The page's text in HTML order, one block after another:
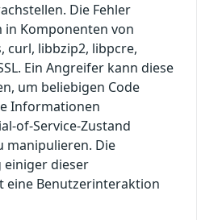
Die Fehler
Komponenten von
curl, libbzip2, libpcre,
Ein Angreifer kann diese
um beliebigen Code
Informationen
of-Service-Zustand
manipulieren. Die
dieser
eine Benutzerinteraktion